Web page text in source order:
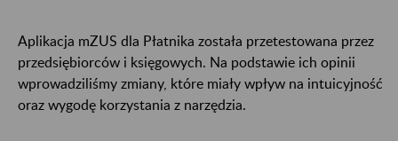
Aplikacja mZUS dla Płatnika została przetestowana przez
przedsiębiorców i księgowych. Na podstawie ich opinii
wprowadziliśmy zmiany, które miały wpływ na intuicyjność
oraz wygodę korzystania z narzędzia.